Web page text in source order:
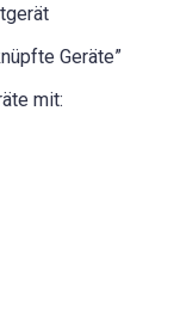
Geräte”
mit: